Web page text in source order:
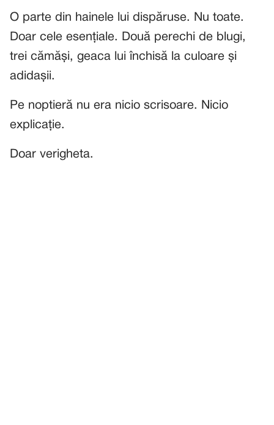
O parte din hainele lui dispăruse. Nu toate.
Doar cele esențiale. Două perechi de blugi,
trei cămăși, geaca lui închisă la culoare și
adidașii.
Pe noptieră nu era nicio scrisoare. Nicio
explicație.
Doar verigheta.